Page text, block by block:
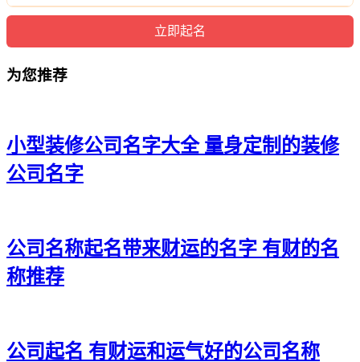
25、嵩真、昂琸、辰涤、众青、榕弘
26、雨珹、峰元、意越、栋道、捷宸
27、艾茂、晸昆、仁龙、锋亦、尧汉
29、智亿、昱声、品仁、金叶、真磊
30、速联、怡琛、瑄旺、广朗、澔唯
32、骥伦、翦涤、煜绍、辰善、晁源
33、忆虎、启吉、华滕、鑫进、植昊
为您推荐
小型装修公司名字大全 量身定制的装修
公司名字
公司名称起名带来财运的名字 有财的名
称推荐
公司起名 有财运和运气好的公司名称